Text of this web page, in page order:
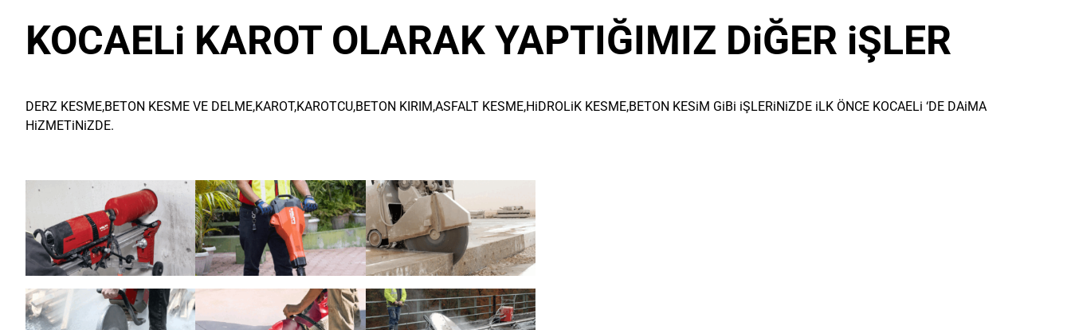
KOCAELi KAROT OLARAK YAPTIĞIMIZ DiĞER iŞLER
DERZ KESME,BETON KESME VE DELME,KAROT,KAROTCU,BETON KIRIM,ASFALT KESME,HiDROLiK KESME,BETON KESiM GiBi iŞLERiNiZDE iLK ÖNCE KOCAELi ‘DE DAiMA
HiZMETiNiZDE.